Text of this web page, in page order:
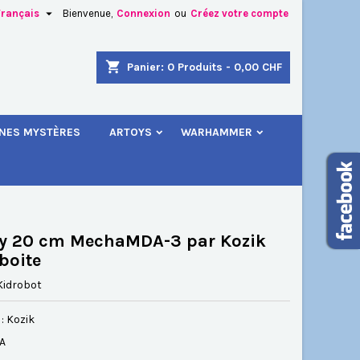
Bienvenue, Connexion ou Créez votre compte

shopping_cart Panier: 0 Produits - 0,00 CHF
MYSTÈRES ARTOYS WARHAMMER
20 cm MechaMDA-3 par Kozik
Kozik